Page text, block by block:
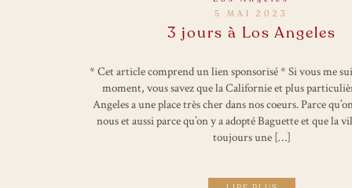
* Cet article comprend un lien sponsorisé * Si vous me
moment, vous savez que la Californie et plus
Angeles a une place très cher dans nos coeurs. Parce
nous et aussi parce qu’on y a adopté Baguette et que la
toujours une […]
5 MAI 2023
3 jours à Los Angeles